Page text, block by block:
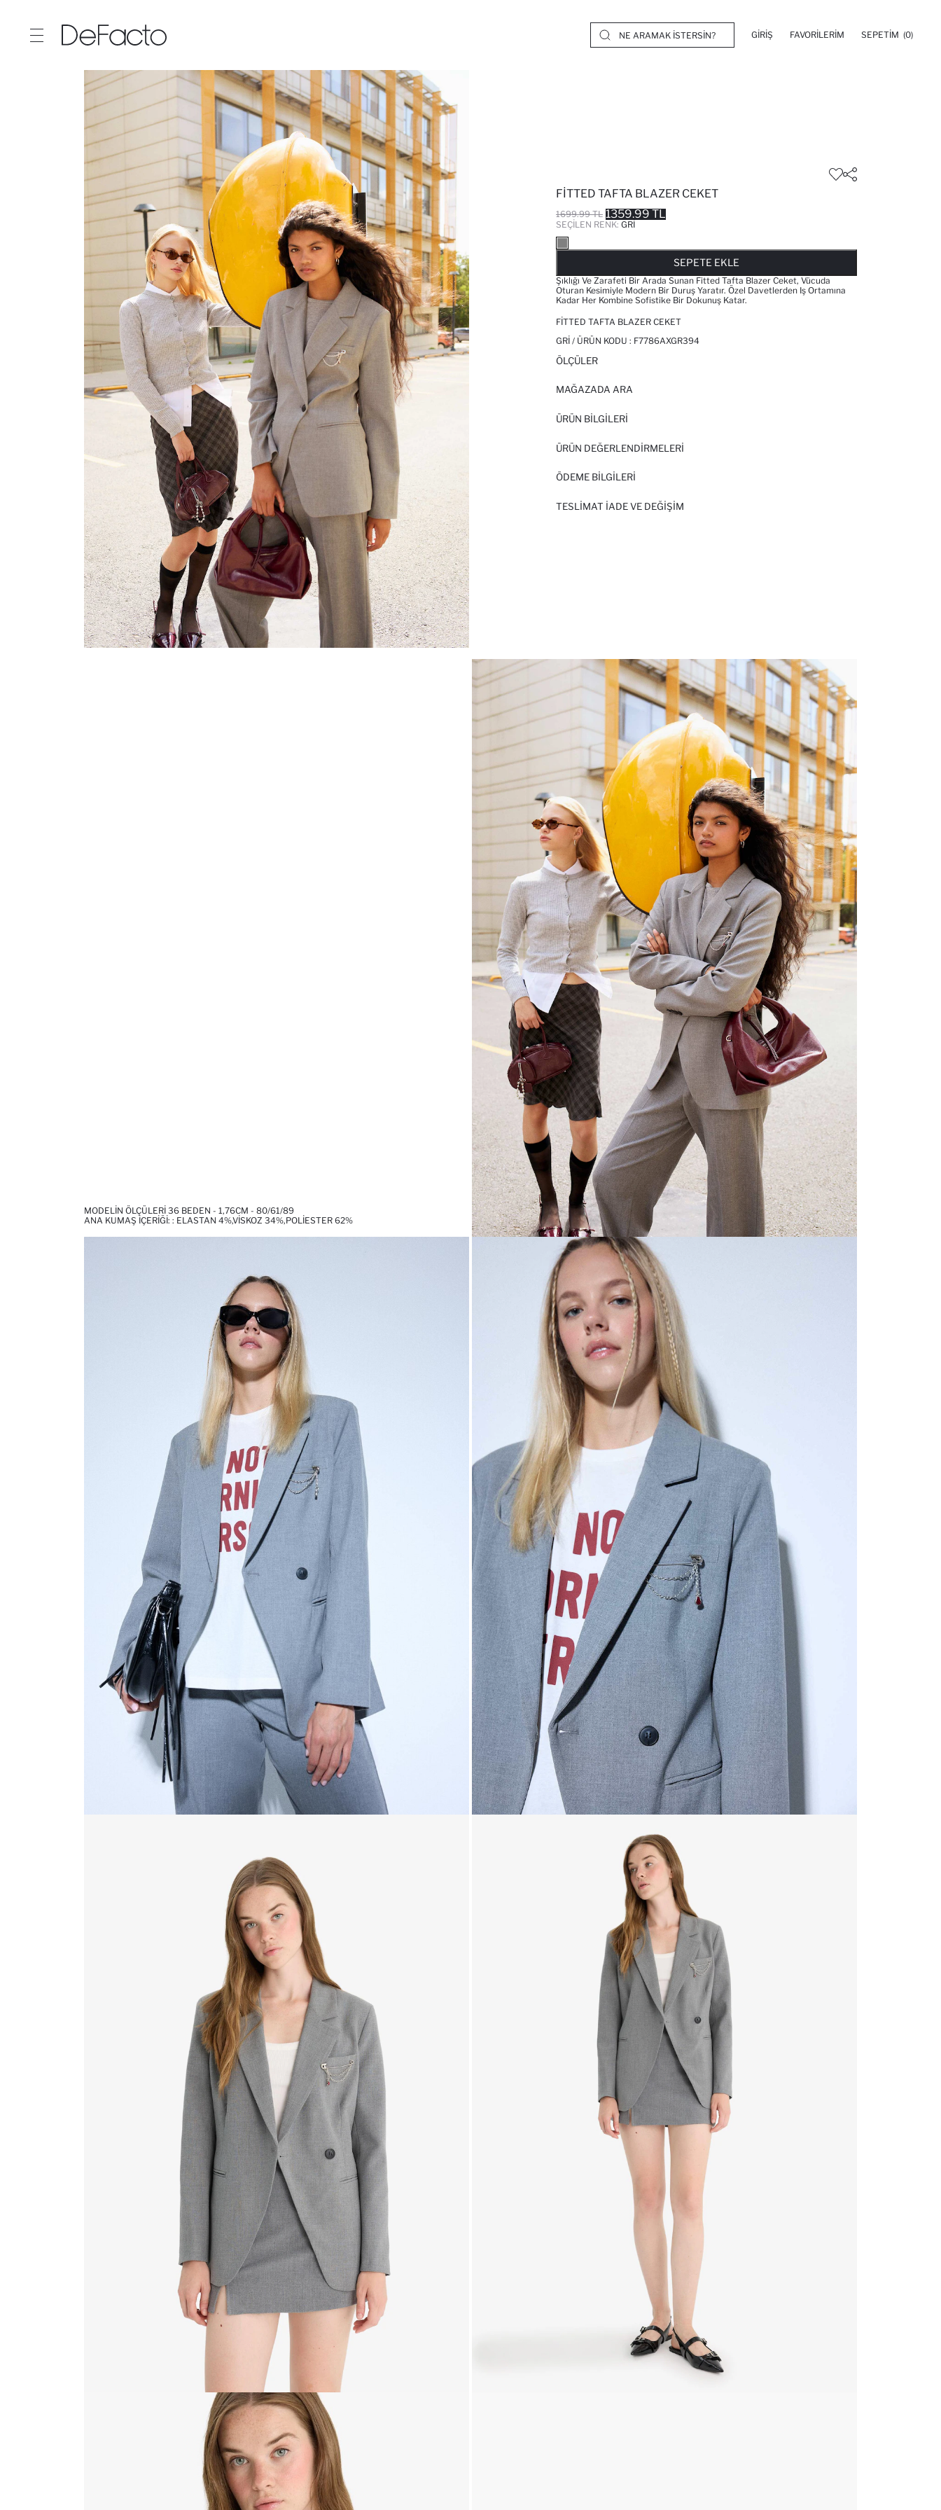
GIRIŞ FAVORILERIM SEPETIM (0)
FITTED TAFTA BLAZER CEKET
1699.99 TL 1359.99 TL
SEÇILEN RENK: GRI
SEPETE EKLE
Şıklığı Ve Zarafeti Bir Arada Sunan Fitted Tafta Blazer Ceket, Vücuda
Oturan Kesimiyle Modern Bir Duruş Yaratır. Özel Davetlerden Iş Ortamına
Kadar Her Kombine Sofistike Bir Dokunuş Katar.
FITTED TAFTA BLAZER CEKET
GRI / ÜRÜN KODU : F7786AXGR394
ÖLÇÜLER
MAĞAZADA ARA
ÜRÜN BILGILERI
ÜRÜN DEĞERLENDİRMELERİ
ÖDEME BİLGİLERİ
TESLIMAT İADE VE DEĞIŞIM
MODELIN ÖLÇÜLERI 36 BEDEN - 1,76CM - 80/61/89
ANA KUMAŞ İÇERIĞI: : ELASTAN 4%,VISKOZ 34%,POLIESTER 62%